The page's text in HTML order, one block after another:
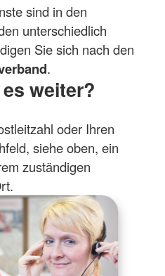
sind in den
unterschiedlich
Sie sich nach den
.
weiter?
oder Ihren
siehe oben, ein
zuständigen